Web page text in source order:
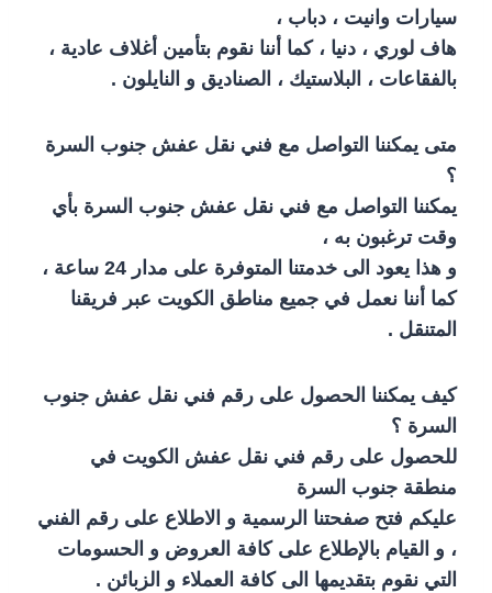
سيارات وانيت ، دباب ،
هاف لوري ، دنيا ، كما أننا نقوم بتأمين أغلاف عادية ،
بالفقاعات ، البلاستيك ، الصناديق و النايلون .
متى يمكننا التواصل مع فني نقل عفش جنوب السرة
؟
يمكننا التواصل مع فني نقل عفش جنوب السرة بأي
وقت ترغبون به ،
و هذا يعود الى خدمتنا المتوفرة على مدار 24 ساعة ،
كما أننا نعمل في جميع مناطق الكويت عبر فريقنا
المتنقل .
كيف يمكننا الحصول على رقم فني نقل عفش جنوب
السرة ؟
للحصول على رقم فني نقل عفش الكويت في
منطقة جنوب السرة
عليكم فتح صفحتنا الرسمية و الاطلاع على رقم الفني
، و القيام بالإطلاع على كافة العروض و الحسومات
التي نقوم بتقديمها الى كافة العملاء و الزبائن .